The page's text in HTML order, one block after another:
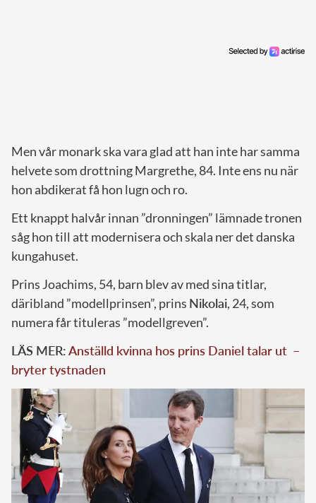
Men vår monark ska vara glad att han inte har samma
helvete som drottning Margrethe, 84. Inte ens nu när
hon abdikerat få hon lugn och ro.
Ett knappt halvår innan ”dronningen” lämnade tronen
såg hon till att modernisera och skala ner det danska
kungahuset.
Prins Joachims, 54, barn blev av med sina titlar,
däribland ”modellprinsen”, prins Nikolai, 24, som
numera får tituleras ”modellgreven”.
LÄS MER:Anställd kvinna hos prins Daniel talar ut –
bryter tystnaden